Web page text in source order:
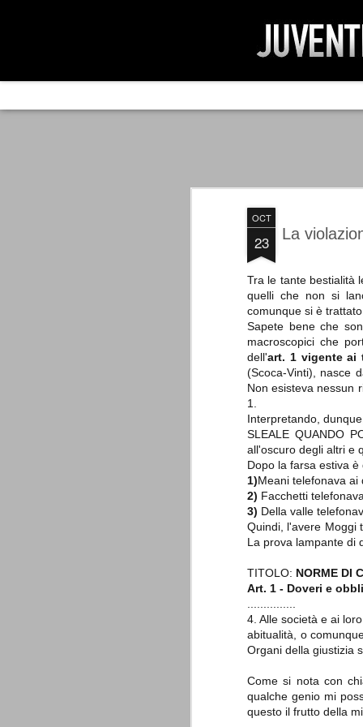
OCT
23 La
Tra le tante bestialità
quelli che non si
comunque si è
Sapete bene che
macroscopici che
dell'art. 1 vigente ai
(Scoca-Vinti), nasce
Non esisteva nessun
1.
Interpretando,
SLEALE QUANDO
all'oscuro degli altri e
Dopo la farsa estiva
1)Meani telefonava ai
2) Facchetti
3) Della valle
Quindi, l'avere Moggi
La prova lampante di
TITOLO: NORME DI
Art. 1 - Doveri e
4. Alle società e ai
abitualità, o
Organi della giustizia
Come si nota con
qualche genio mi
questo il frutto della
Ed infatti, per chi ricorda le convulse
davvero impresa impossibile quella di
erano abbattuti sulla Juventus.
PER UNA VERITÀ
STORICA
Cari amici, l'avventura che
abbiamo iniziato il 5 maggio 2007
Quando abbiamo messo on line
questo sito la nostra squadra del
cuore stava vivendo il suo periodo
più buio, annichilita nel suo
prestigio e guidata in modo da non
dare molte speranze di un futuro
La Juve meno italiana
Sulle implicazioni anche
relativi criteri di compilazione),
7 (alcuni dei quali utilizzati poco o
Roma - Juventus 2-1
La Juventus rimedia una sonora